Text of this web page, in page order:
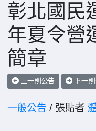
彰北國民
年夏令營
簡章
上一則公告 下一
一般公告 / 張貼者